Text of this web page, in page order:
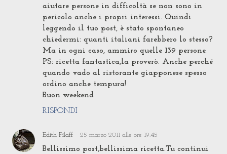
aiutare persone in difficoltà se non sono in
pericolo anche i propri interessi. Quindi
leggendo il tuo post, è stato spontaneo
chiedermi: quanti italiani farebbero lo stesso?
Ma in ogni caso, ammiro quelle 139 persone.
PS: ricetta fantastica,la proverò. Anche perché
quando vado al ristorante giapponese spesso
ordino anche tempura!
Buon weekend
RISPONDI
Edith Pilaff 25 marzo 2011 alle ore 19:45
Bellissimo post,bellissima ricetta.Tu continui